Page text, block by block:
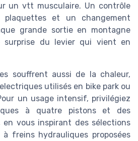
un vtt musculaire. Un contrôle
plaquettes et un changement
grande sortie en montagne
surprise du levier qui vient en
souffrent aussi de la chaleur,
utilisés en bike park ou
un usage intensif, privilégiez
à quatre pistons et des
en vous inspirant des sélections
freins hydrauliques proposées